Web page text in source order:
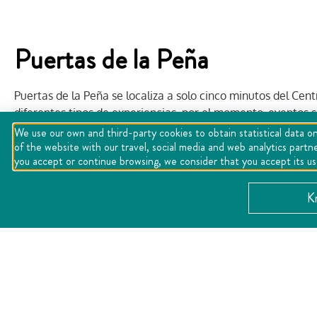
Puertas de la Peña
Puertas de la Peña se localiza a solo cinco minutos del
diferentes tipos de experiencias, por el momento, eventos
construye una cava, restaurante y otras áreas que
Puertas de la Peña cuenta con una Capilla Consagrada
salón para albergar hasta 600 invitados, todo con una
Con un estilo contemporáneo Puertas de la Peña
Arte, Queso y Vino. Así que si lo que buscas es casarte o
We use our own and third-party cookies to obtain statistical data
of the website with our travel, social media and web analytics
you accept or continue browsing, we consider that you accept its